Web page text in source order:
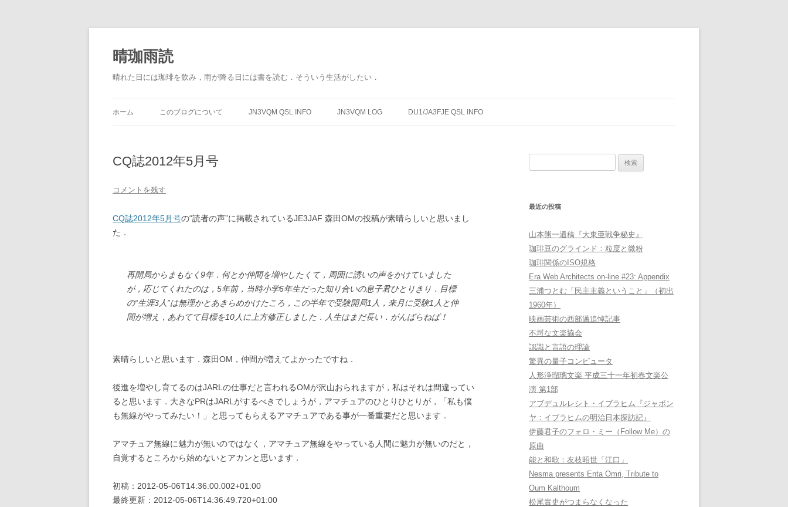
晴珈雨読
晴れた日には珈琲を飲み，雨が降る日には書を読む．そういう生活がしたい．
ホーム このブログについて JN3VQM QSL INFO JN3VQM LOG DU1/JA3FJE QSL INFO
CQ誌2012年5月号
コメントを残す
CQ誌2012年5月号の“読者の声”に掲載されているJE3JAF 森田OMの投稿が素晴らしいと思いまし
た．
再開局からまもなく9年．何とか仲間を増やしたくて，周囲に誘いの声をかけていました
が，応じてくれたのは，5年前，当時小学6年生だった知り合いの息子君ひとりきり．目標
の“生涯3人”は無理かとあきらめかけたころ，この半年で受験開局1人，来月に受験1人と仲
間が増え，あわてて目標を10人に上方修正しました．人生はまだ長い．がんばらねば！
素晴らしいと思います．森田OM，仲間が増えてよかったですね．
後進を増やし育てるのはJARLの仕事だと言われるOMが沢山おられますが，私はそれは間違ってい
ると思います．大きなPRはJARLがするべきでしょうが，アマチュアのひとりひとりが，「私も僕
も無線がやってみたい！」と思ってもらえるアマチュアである事が一番重要だと思います．
アマチュア無線に魅力が無いのではなく，アマチュア無線をやっている人間に魅力が無いのだと，
自覚するところから始めないとアカンと思います．
初稿：2012-05-06T14:36:00.002+01:00
最終更新：2012-05-06T14:36:49.720+01:00
最近の投稿
山本熊一遺稿『大東亜戦争秘史』
珈琲豆のグラインド：粒度と微粉
珈琲関係のISO規格
Era Web Architects on-line #23: Appendix
三浦つとむ「民主主義ということ」（初出
1960年）
映画芸術の西部邁追悼記事
不埒な文楽協会
認識と言語の理論
驚異の量子コンピュータ
人形浄瑠璃文楽 平成三十一年初春文楽公
演 第1部
アブデュルレシト・イブラヒム『ジャポン
ヤ：イブラヒムの明治日本探訪記』
伊藤君子のフォロ・ミー（Follow Me）の
原曲
能と和歌：友枝昭世「江口」
Nesma presents Enta Omri, Tribute to
Oum Kalthoum
松尾貴史がつまらなくなった